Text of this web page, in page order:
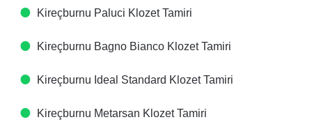
Kireçburnu Paluci Klozet Tamiri
Kireçburnu Bagno Bianco Klozet Tamiri
Kireçburnu Ideal Standard Klozet Tamiri
Kireçburnu Metarsan Klozet Tamiri